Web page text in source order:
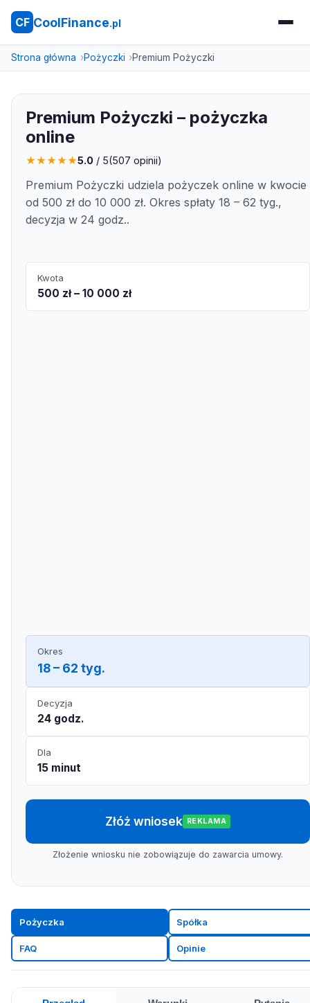
CF CoolFinance.pl
Strona główna Pożyczki Premium Pożyczki
Premium Pożyczki – pożyczka
online
★★★★★5.0 / 5(507 opinii)
Premium Pożyczki udziela pożyczek online w kwocie
od 500 zł do 10 000 zł. Okres spłaty 18 – 62 tyg.,
decyzja w 24 godz..
Kwota
500 zł – 10 000 zł
Okres
18 – 62 tyg.
Decyzja
24 godz.
Dla
15 minut
Złóż wniosek REKLAMA
Złożenie wniosku nie zobowiązuje do zawarcia umowy.
Pożyczka Spółka
FAQ Opinie